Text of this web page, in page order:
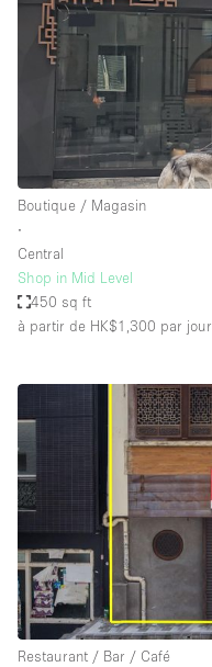
Boutique / Magasin
∙
Central
Shop in Mid Level
450 sq ft
à partir de HK$1,300 par jour
Restaurant / Bar / Café